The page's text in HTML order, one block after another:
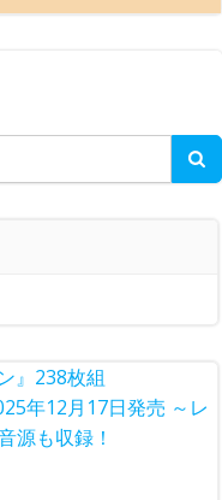
』238枚組
年12月17日発売 ～レ
源も収録！